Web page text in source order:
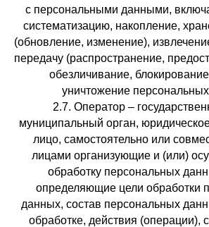
с персональными данными,
систематизацию, накопление,
(обновление, изменение),
передачу (распространение,
обезличивание,
уничтожение
2.7. Оператор –
муниципальный орган,
лицо, самостоятельно или
лицами организующие и (или)
обработку персональных
определяющие цели обработки
данных, состав персональных
обработке, действия